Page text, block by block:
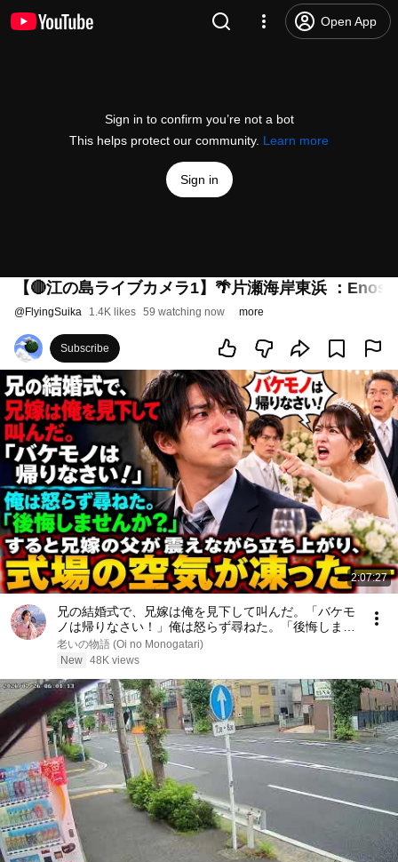
Open App
Sign in to confirm you’re not a bot
This helps protect our community. Learn more
Sign in
【🔴江の島ライブカメラ1】🌴片瀬海岸東浜 ：
@FlyingSuika 1.4K likes 59 watching now more
Subscribe
2:07:27
兄の結婚式で、兄嫁は俺を見下して叫んだ。「バケモ
ノは帰りなさい！」俺は怒らず尋ねた。「後悔しませ
んか？」すると兄嫁の父が震えながら立ち上がり、式
場の空気が凍った――
老いの物語 (Oi no Monogatari)
New 48K views